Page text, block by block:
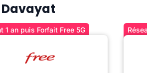
1 an puis Forfait Free 5G